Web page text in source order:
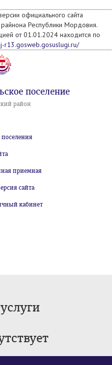
официального сайта
Республики Мордовия.
от 01.01.2024 находится по
r13.gosweb.gosuslugi.ru/
поселение
район
поселения
приемная
сайта
кабинет